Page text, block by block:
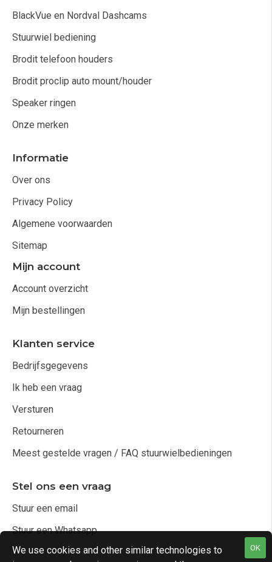
BlackVue en Nordval Dashcams
Stuurwiel bediening
Brodit telefoon houders
Brodit proclip auto mount/houder
Speaker ringen
Onze merken
Informatie
Over ons
Privacy Policy
Algemene voorwaarden
Sitemap
Mijn account
Account overzicht
Mijn bestellingen
Klanten service
Bedrijfsgegevens
Ik heb een vraag
Versturen
Retourneren
Meest gestelde vragen / FAQ stuurwielbedieningen
Stel ons een vraag
Stuur een email
Stuur een Whatsapp
OK
We use cookies and other similar technologies to